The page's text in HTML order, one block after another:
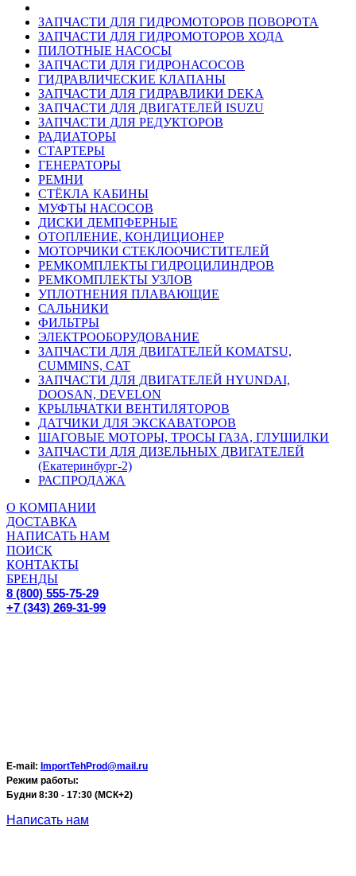
ЗАПЧАСТИ ДЛЯ ГИДРОМОТОРОВ ПОВОРОТА
ЗАПЧАСТИ ДЛЯ ГИДРОМОТОРОВ ХОДА
ПИЛОТНЫЕ НАСОСЫ
ЗАПЧАСТИ ДЛЯ ГИДРОНАСОСОВ
ГИДРАВЛИЧЕСКИЕ КЛАПАНЫ
ЗАПЧАСТИ ДЛЯ ГИДРАВЛИКИ DEKA
ЗАПЧАСТИ ДЛЯ ДВИГАТЕЛЕЙ ISUZU
ЗАПЧАСТИ ДЛЯ РЕДУКТОРОВ
РАДИАТОРЫ
СТАРТЕРЫ
ГЕНЕРАТОРЫ
РЕМНИ
СТЁКЛА КАБИНЫ
МУФТЫ НАСОСОВ
ДИСКИ ДЕМПФЕРНЫЕ
ОТОПЛЕНИЕ, КОНДИЦИОНЕР
МОТОРЧИКИ СТЕКЛООЧИСТИТЕЛЕЙ
РЕМКОМПЛЕКТЫ ГИДРОЦИЛИНДРОВ
РЕМКОМПЛЕКТЫ УЗЛОВ
УПЛОТНЕНИЯ ПЛАВАЮЩИЕ
САЛЬНИКИ
ФИЛЬТРЫ
ЭЛЕКТРООБОРУДОВАНИЕ
ЗАПЧАСТИ ДЛЯ ДВИГАТЕЛЕЙ KOMATSU,
CUMMINS, CAT
ЗАПЧАСТИ ДЛЯ ДВИГАТЕЛЕЙ HYUNDAI,
DOOSAN, DEVELON
КРЫЛЬЧАТКИ ВЕНТИЛЯТОРОВ
ДАТЧИКИ ДЛЯ ЭКСКАВАТОРОВ
ШАГОВЫЕ МОТОРЫ, ТРОСЫ ГАЗА, ГЛУШИЛКИ
ЗАПЧАСТИ ДЛЯ ДИЗЕЛЬНЫХ ДВИГАТЕЛЕЙ
(Екатеринбург-2)
РАСПРОДАЖА
О КОМПАНИИ
ДОСТАВКА
НАПИСАТЬ НАМ
ПОИСК
КОНТАКТЫ
БРЕНДЫ
8 (800) 555-75-29
+7 (343) 269-31-99
E-mail: ImportTehProd@mail.ru
Режим работы:
Будни 8:30 - 17:30 (МСК+2)
Написать нам